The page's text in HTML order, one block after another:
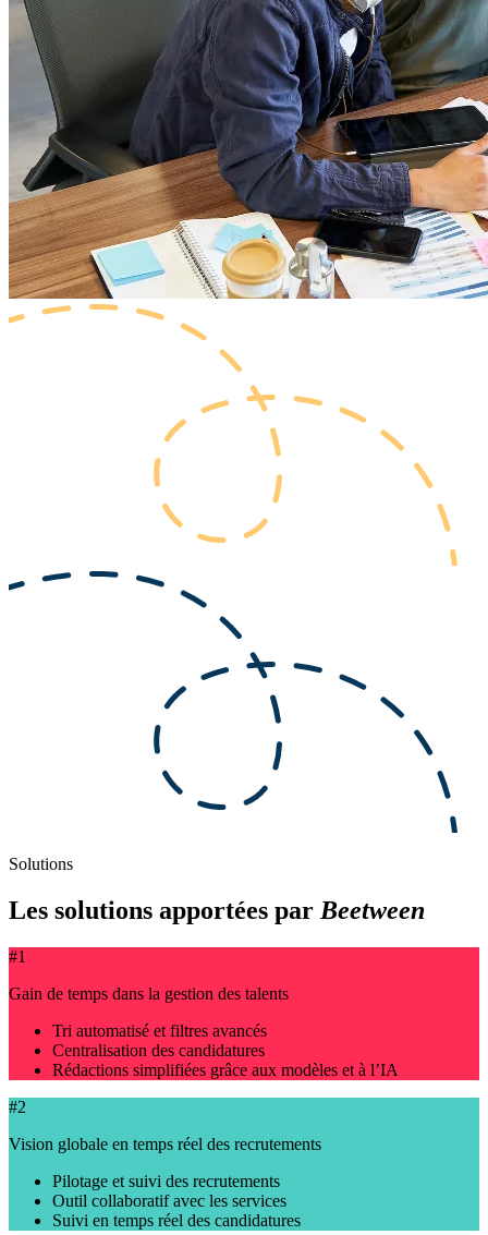
Solutions
Les solutions apportées par Beetween
#1
Gain de temps dans la gestion des talents
Tri automatisé et filtres avancés
Centralisation des candidatures
Rédactions simplifiées grâce aux modèles et à l’IA
#2
Vision globale en temps réel des recrutements
Pilotage et suivi des recrutements
Outil collaboratif avec les services
Suivi en temps réel des candidatures